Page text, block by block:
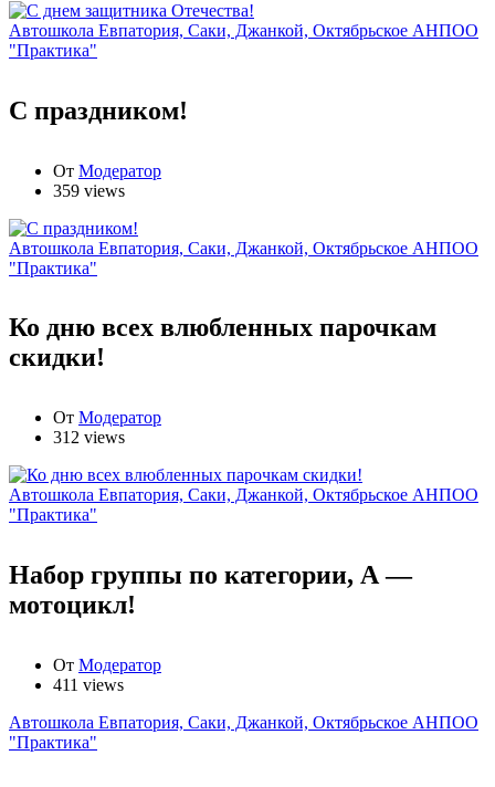
Автошкола Евпатория, Саки, Джанкой, Октябрьское АНПОО
"Практика"
С праздником!
От Модератор
359 views
Автошкола Евпатория, Саки, Джанкой, Октябрьское АНПОО
"Практика"
Ко дню всех влюбленных парочкам
скидки!
От Модератор
312 views
Автошкола Евпатория, Саки, Джанкой, Октябрьское АНПОО
"Практика"
Набор группы по категории, А —
мотоцикл!
От Модератор
411 views
Автошкола Евпатория, Саки, Джанкой, Октябрьское АНПОО
"Практика"